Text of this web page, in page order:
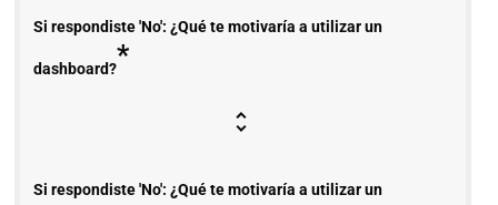
Si respondiste 'No': ¿Qué te motivaría a utilizar un
dashboard?*
Si respondiste 'No': ¿Qué te motivaría a utilizar un